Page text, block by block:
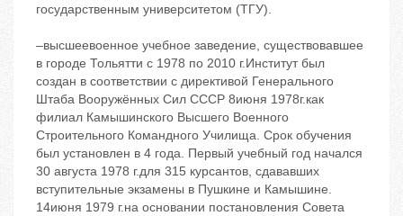
государственным университетом (ТГУ).
–высшеевоенное учебное заведение, существовавшее
в городе Тольятти с 1978 по 2010 г.Институт был
создан в соответствии с директивой Генерального
Штаба Вооружённых Сил СССР 8июня 1978г.как
филиал Камышинского Высшего Военного
Строительного Командного Училища. Срок обучения
был установлен в 4 года. Первый учебный год начался
30 августа 1978 г.для 315 курсантов, сдававших
вступительные экзамены в Пушкине и Камышине.
14июня 1979 г.на основании постановления Совета